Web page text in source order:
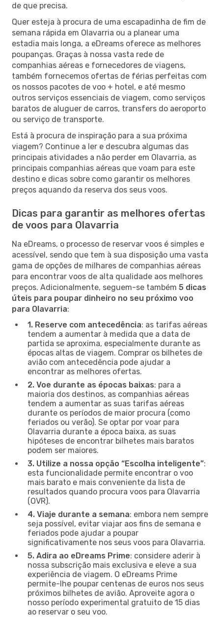
de que precisa.
Quer esteja à procura de uma escapadinha de fim de
semana rápida em Olavarria ou a planear uma
estadia mais longa, a eDreams oferece as melhores
poupanças. Graças à nossa vasta rede de
companhias aéreas e fornecedores de viagens,
também fornecemos ofertas de férias perfeitas com
os nossos pacotes de voo + hotel, e até mesmo
outros serviços essenciais de viagem, como serviços
baratos de aluguer de carros, transfers do aeroporto
ou serviço de transporte.
Está à procura de inspiração para a sua próxima
viagem? Continue a ler e descubra algumas das
principais atividades a não perder em Olavarria, as
principais companhias aéreas que voam para este
destino e dicas sobre como garantir os melhores
preços aquando da reserva dos seus voos.
Dicas para garantir as melhores ofertas
de voos para Olavarria
Na eDreams, o processo de reservar voos é simples e
acessível, sendo que tem à sua disposição uma vasta
gama de opções de milhares de companhias aéreas
para encontrar voos de alta qualidade aos melhores
preços. Adicionalmente, seguem-se também 5 dicas
úteis para poupar dinheiro no seu próximo voo
para Olavarria:
1. Reserve com antecedência: as tarifas aéreas
tendem a aumentar à medida que a data de
partida se aproxima, especialmente durante as
épocas altas de viagem. Comprar os bilhetes de
avião com antecedência pode ajudar a
encontrar as melhores ofertas.
2. Voe durante as épocas baixas: para a
maioria dos destinos, as companhias aéreas
tendem a aumentar as suas tarifas aéreas
durante os períodos de maior procura (como
feriados ou verão). Se optar por voar para
Olavarria durante a época baixa, as suas
hipóteses de encontrar bilhetes mais baratos
podem ser maiores.
3. Utilize a nossa opção “Escolha inteligente”:
esta funcionalidade permite encontrar o voo
mais barato e mais conveniente da lista de
resultados quando procura voos para Olavarria
(OVR).
4. Viaje durante a semana: embora nem sempre
seja possível, evitar viajar aos fins de semana e
feriados pode ajudar a poupar
significativamente nos seus voos para Olavarria.
5. Adira ao eDreams Prime: considere aderir à
nossa subscrição mais exclusiva e eleve a sua
experiência de viagem. O eDreams Prime
permite-lhe poupar centenas de euros nos seus
próximos bilhetes de avião. Aproveite agora o
nosso período experimental gratuito de 15 dias
ao reservar o seu voo.